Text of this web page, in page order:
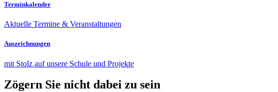
Terminkalender
Aktuelle Termine & Veranstaltungen
Auszeichnungen
mit Stolz auf unsere Schule und Projekte
Zögern Sie nicht dabei zu sein